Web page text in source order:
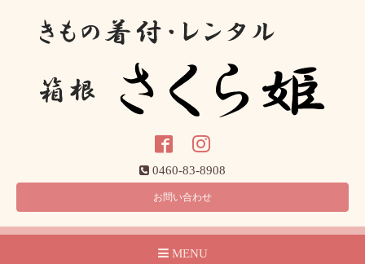
0460-83-8908
お問い合わせ
MENU